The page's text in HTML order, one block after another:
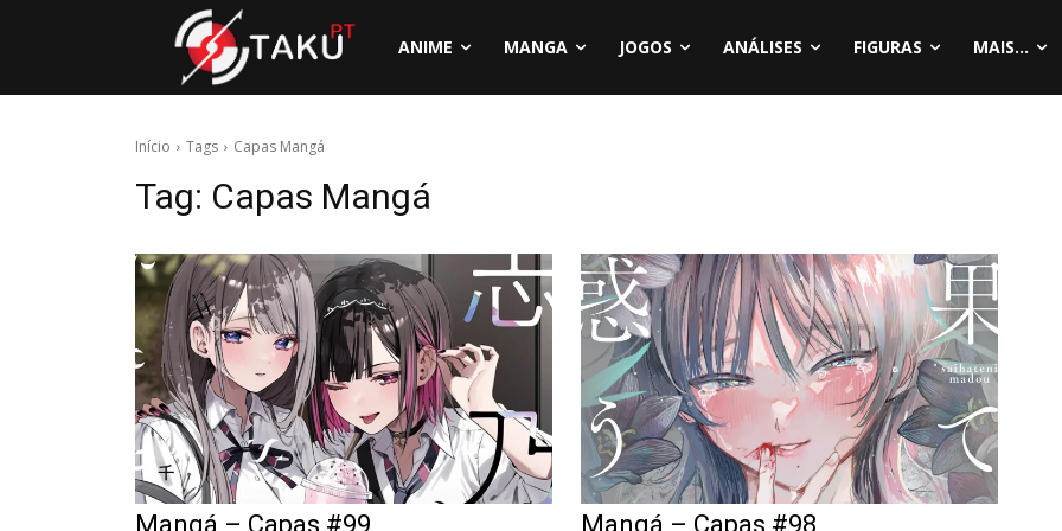
ANIME MANGA JOGOS ANÁLISES FIGURAS MAIS...
Início Tags Capas Mangá
Tag: Capas Mangá
Mangá – Capas #99 Mangá – Capas #98